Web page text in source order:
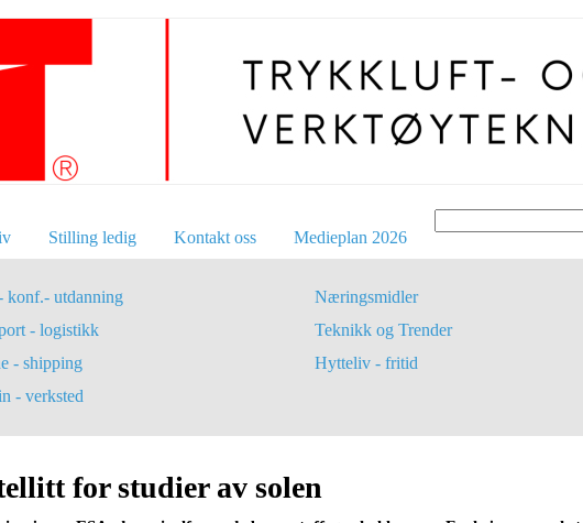
Stilling ledig Kontakt oss Medieplan 2026
konf.- utdanning
- logistikk
- shipping
- verksted
Næringsmidler
Teknikk og Trender
Hytteliv - fritid
for studier av solen